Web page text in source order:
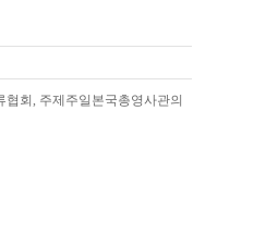
회, 주제주일본국총영사관의